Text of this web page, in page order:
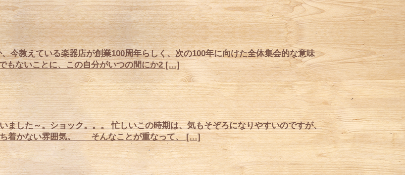
教えている楽器店が創業100周年らしく、次の100年に向けた全体集会的な意味
ないことに、この自分がいつの間にか2 […]
した～。ショック。。。 忙しいこの時期は、気もそぞろになりやすいのですが、
ち着かない雰囲気。 そんなことが重なって、 […]